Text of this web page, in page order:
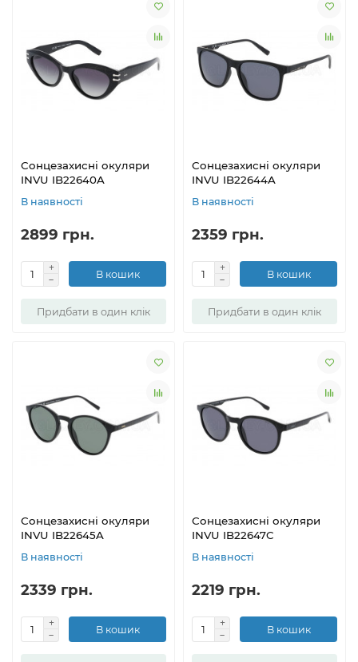
Сонцезахисні окуляри
INVU IB22640A
В наявності
2899 грн.
В кошик
Придбати в один клік
Сонцезахисні окуляри
INVU IB22644A
В наявності
2359 грн.
В кошик
Придбати в один клік
Сонцезахисні окуляри
INVU IB22645A
В наявності
2339 грн.
В кошик
Сонцезахисні окуляри
INVU IB22647C
В наявності
2219 грн.
В кошик